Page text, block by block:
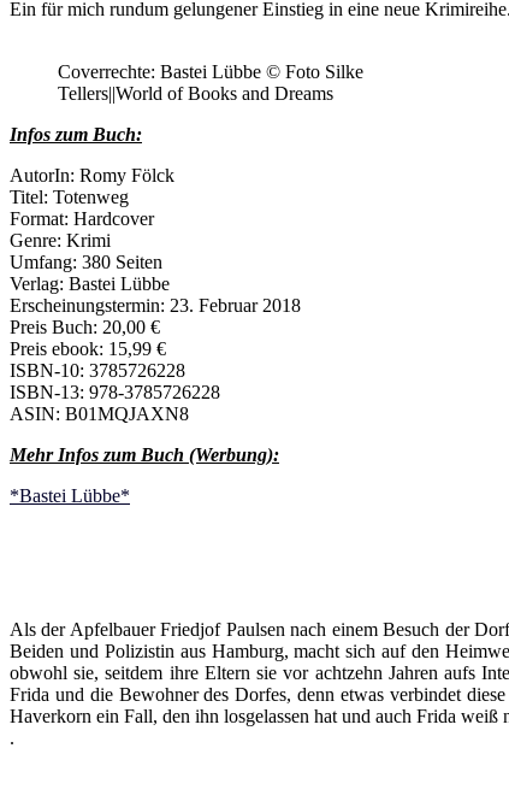
Ein für mich rundum gelungener Einstieg in eine neue Krimireihe.
Coverrechte: Bastei Lübbe © Foto Silke
Tellers||World of Books and Dreams
Infos zum Buch:
AutorIn: Romy Fölck
Titel: Totenweg
Format: Hardcover
Genre: Krimi
Umfang: 380 Seiten
Verlag: Bastei Lübbe
Erscheinungstermin: 23. Februar 2018
Preis Buch: 20,00 €
Preis ebook: 15,99 €
ISBN-10: 3785726228
ISBN-13: 978-3785726228
ASIN: B01MQJAXN8
Mehr Infos zum Buch (Werbung):
*Bastei Lübbe*
Als der Apfelbauer Friedjof Paulsen nach einem Besuch der
Beiden und Polizistin aus Hamburg, macht sich auf den
obwohl sie, seitdem ihre Eltern sie vor achtzehn Jahren aufs
Frida und die Bewohner des Dorfes, denn etwas verbindet
Haverkorn ein Fall, den ihn losgelassen hat und auch Frida weiß
.